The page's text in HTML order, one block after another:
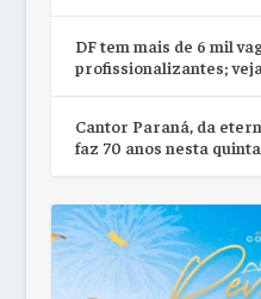
DF tem mais de 6 mil
profissionalizantes;
Cantor Paraná, da
faz 70 anos nesta